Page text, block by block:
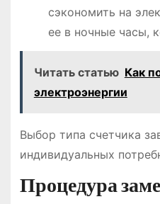
сэкономить на
ее в ночные часы,
Читать статью Как
электроэнергии
Выбор типа счетчика
индивидуальных
Процедура